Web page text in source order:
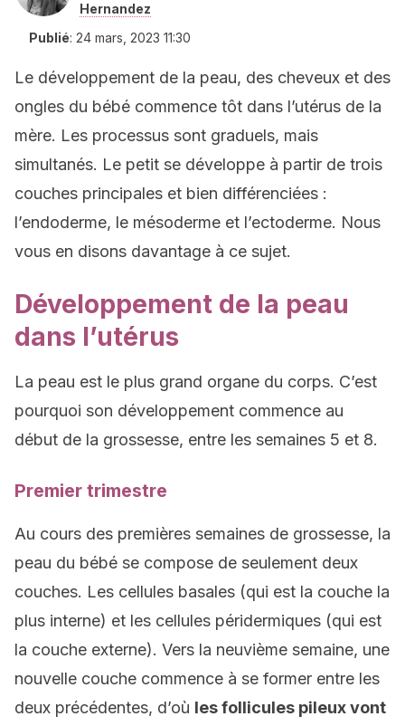
Hernandez
Publié: 24 mars, 2023 11:30
Le développement de la peau, des cheveux et des
ongles du bébé commence tôt dans l’utérus de la
mère. Les processus sont graduels, mais
simultanés. Le petit se développe à partir de trois
couches principales et bien différenciées :
l’endoderme, le mésoderme et l’ectoderme. Nous
vous en disons davantage à ce sujet.
Développement de la peau
dans l’utérus
La peau est le plus grand organe du corps. C’est
pourquoi son développement commence au
début de la grossesse, entre les semaines 5 et 8.
Premier trimestre
Au cours des premières semaines de grossesse, la
peau du bébé se compose de seulement deux
couches. Les cellules basales (qui est la couche la
plus interne) et les cellules péridermiques (qui est
la couche externe). Vers la neuvième semaine, une
nouvelle couche commence à se former entre les
deux précédentes, d’où les follicules pileux vont